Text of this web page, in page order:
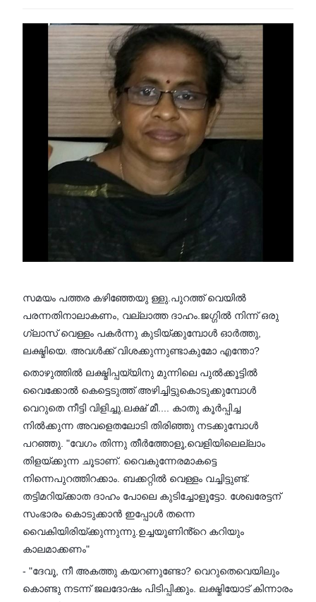
സമയം പത്തര കഴിഞ്ഞേയു ള്ളു.പുറത്ത് വെയിൽ
പരന്നതിനാലാകണം, വല്ലാത്ത ദാഹം.ജഗ്ഗിൽ നിന്ന് ഒരു
ഗ്ലാസ് വെള്ളം പകർന്നു കുടിയ്ക്കുമ്പോൾ ഓർത്തു,
ലക്ഷ്മിയെ. അവൾക്ക് വിശക്കുന്നുണ്ടാകുമോ എന്തോ?
തൊഴുത്തിൽ ലക്ഷ്മിപ്പയ്യിനു മുന്നിലെ പുൽക്കൂട്ടിൽ
വൈക്കോൽ കെട്ടെടുത്ത് അഴിച്ചിട്ടുകൊടുക്കുമ്പോൾ
വെറുതെ നീട്ടി വിളിച്ചു.ലക്ഷ് മീ.... കാതു കൂർപ്പിച്ച
നിൽക്കുന്ന അവളെതലോടി തിരിഞ്ഞു നടക്കുമ്പോൾ
പറഞ്ഞു. "വേഗം തിന്നു തീർത്തോളൂ,വെളിയിലെല്ലാം
തിളയ്ക്കുന്ന ചൂടാണ്. വൈകുന്നേരമാകട്ടെ
നിന്നെപുറത്തിറക്കാം. ബക്കറ്റിൽ വെള്ളം വച്ചിട്ടുണ്ട്.
തട്ടിമറിയ്ക്കാത ദാഹം പോലെ കുടിച്ചോളൂട്ടോ. ശേഖരേട്ടന്
സംഭാരം കൊടുക്കാൻ ഇപ്പോൾ തന്നെ
വൈകിയിരിയ്ക്കുന്നുന്നു.ഉച്ചയൂണിൻ്റെ കറിയും
കാലമാക്കണം"
- "ദേവൂ, നീ അകത്തു കയറണുണ്ടോ? വെറുതെവെയിലും
കൊണ്ടു നടന്ന് ജലദോഷം പിടിപ്പിക്കും. ലക്ഷ്മിയോട് കിന്നാരം